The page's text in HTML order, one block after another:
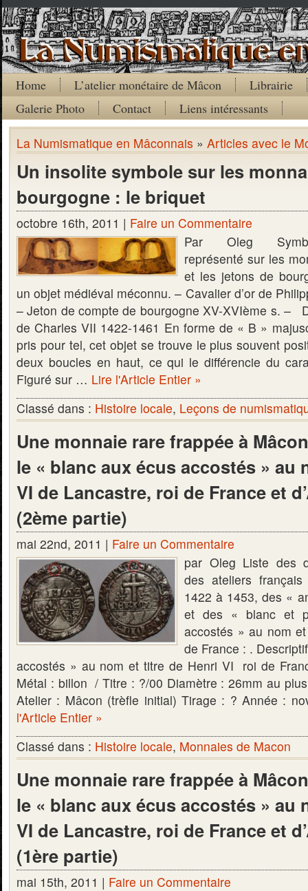
Home L’atelier monétaire de Mâcon
Librairie
Galerie Photo
Contact Liens intéressants
La Numismatique en Mâconnais » Articles avec le
Un insolite symbole sur les
bourgogne : le briquet
octobre 16th, 2011 | Faire un Commentaire
Par Oleg
représenté sur les
et les jetons de
un objet médiéval méconnu. – Cavalier d’or de
– Jeton de compte de bourgogne XV-XVIème s. –
de Charles VII 1422-1461 En forme de « B »
pris pour tel, cet objet se trouve le plus souvent
deux boucles en haut, ce qui le différencie du
Figuré sur … Lire l'Article Entier »
Classé dans : Histoire locale, Leçons de
Une monnaie rare frappée à
le « blanc aux écus accostés » au
VI de Lancastre, roi de France et
(2ème partie)
mai 22nd, 2011 | Faire un Commentaire
par Oleg Liste des
des ateliers
1422 à 1453, des «
et des « blanc et
accostés » au nom
de France : .
accostés » au nom et titre de Henri VI roi de
Métal : billon / Titre : ?/00 Diamètre : 26mm au
Atelier : Mâcon (trèfle initial) Tirage : ? Année :
l'Article Entier »
Classé dans : Histoire locale, Monnaies de Macon
Une monnaie rare frappée à
le « blanc aux écus accostés » au
VI de Lancastre, roi de France et
(1ère partie)
mai 15th, 2011 | Faire un Commentaire